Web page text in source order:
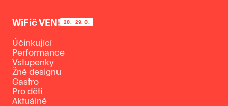
WiFič VEN! 28.–29. 8.
Účinkující
Performance
Vstupenky
Žně designu
Gastro
Pro děti
Aktuálně